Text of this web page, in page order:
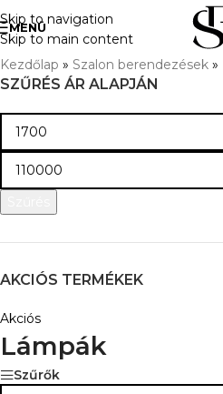
Skip to navigation
Skip to main content
MENÜ
Kezdőlap » Szalon berendezések »
SZŰRÉS ÁR ALAPJÁN
AKCIÓS TERMÉKEK
Akciós
Lámpák
Szűrők